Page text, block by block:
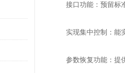
接口功能：预留标准
实现集中控制：能实
参数恢复功能：提